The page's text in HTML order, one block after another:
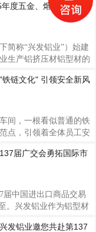
手同行共赢越南经销商
下，前往总部厂区内各
场观摩了解铝型
载风雨兼程，从一家名
行业领军者，更以技术
全球化视野，打造出兼
企业形象。一、品质坚
的品牌文化体系
品理念强调“苛求细
认可实验室、实施现
度五金、熔辅、包材、
简称“兴发铝业”）始建
生产铝挤压材铝型材的
成都、河南沁阳、浙江
完成建设，越南基地正
集团（2023年及2024年
发，开创中国铝型材行
河，从强化党建引领、
神面貌方方面面都焕然
张。近年来，兴发
链文化" 引领安全新风
间，一根看似普通的铁
点，引领着全体员工安
文化”的实践与深化，
更成为保障员工生命安
送模平台送模口区域
示范物理防线的诞生为
风险，14#厂房率先在
员工每日检查铁链完好
届广交会勇拓国际市
届中国进出口商品交易
。兴发铝业作为铝型材
用解决方案，积极推动
发铝业邀您共赴第137